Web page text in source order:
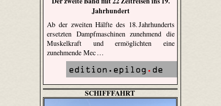
Jahrhundert
Ab der zweiten Hälfte des 18. Jahrhunderts
ersetzten Dampfmaschinen zunehmend die
Muskelkraft und ermöglichten eine
zunehmende Mec …
SCHIFFFAHRT